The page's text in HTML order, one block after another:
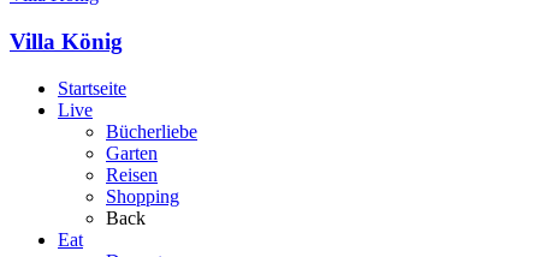
Villa König
Startseite
Live
Bücherliebe
Garten
Reisen
Shopping
Back
Eat